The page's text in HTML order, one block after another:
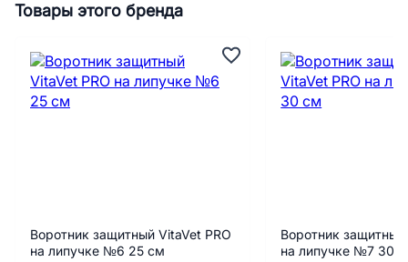
Товары этого бренда
Воротник защитный VitaVet PRO
на липучке №6 25 см
Воротник защитный
на липучке №7 30